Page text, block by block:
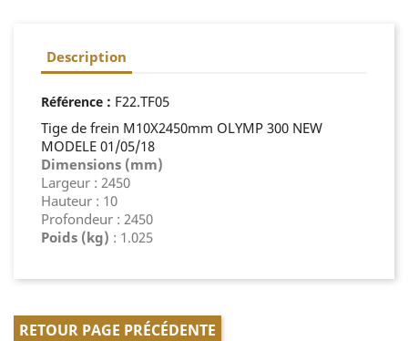
Description
Référence : F22.TF05
Tige de frein M10X2450mm OLYMP 300 NEW
MODELE 01/05/18
Dimensions (mm)
Largeur : 2450
Hauteur : 10
Profondeur : 2450
Poids (kg) : 1.025
RETOUR PAGE PRÉCÉDENTE